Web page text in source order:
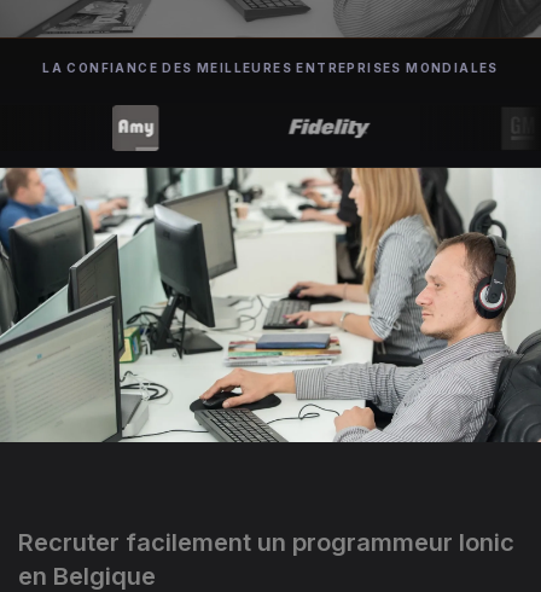
LA CONFIANCE DES MEILLEURES ENTREPRISES MONDIALES
Recruter facilement un programmeur Ionic
en Belgique